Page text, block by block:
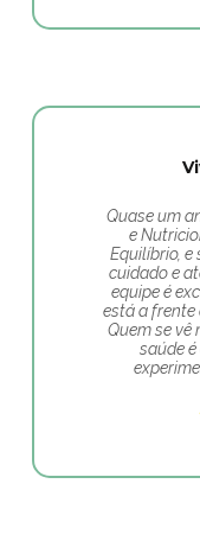
Quase um
e
Equilíbrio, e
cuidado e
equipe é
está a frente
Quem se vê
saúde